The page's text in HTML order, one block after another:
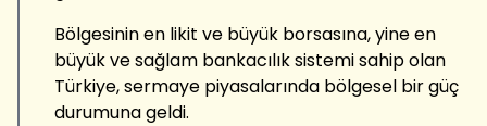
Bölgesinin en likit ve büyük borsasına, yine en
büyük ve sağlam bankacılık sistemi sahip olan
Türkiye, sermaye piyasalarında bölgesel bir güç
durumuna geldi.